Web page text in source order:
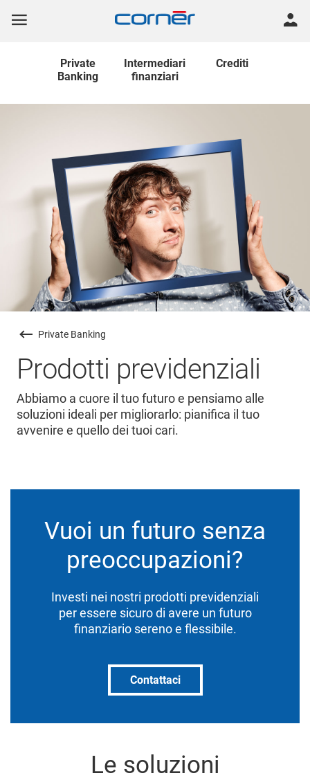
Private
Banking
Intermediari
finanziari
Crediti
Private Banking
Prodotti previdenziali
Abbiamo a cuore il tuo futuro e pensiamo alle
soluzioni ideali per migliorarlo: pianifica il tuo
avvenire e quello dei tuoi cari.
Vuoi un futuro senza
preoccupazioni?
Investi nei nostri prodotti previdenziali
per essere sicuro di avere un futuro
finanziario sereno e flessibile.
Contattaci
Le soluzioni